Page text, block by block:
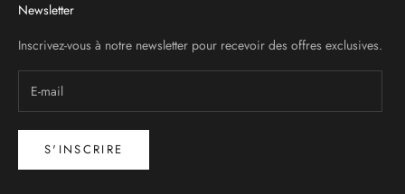
Newsletter
Inscrivez-vous à notre newsletter pour recevoir des offres exclusives.
S'INSCRIRE